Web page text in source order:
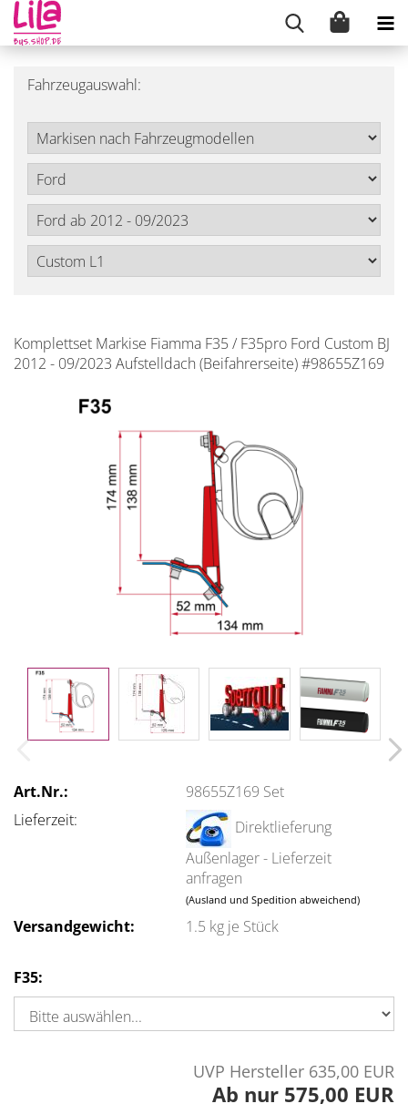
Fahrzeugauswahl:
Komplettset Markise Fiamma F35 / F35pro Ford Custom BJ
2012 - 09/2023 Aufstelldach (Beifahrerseite) #98655Z169
Art.Nr.:
98655Z169 Set
Lieferzeit:
Direktlieferung
Außenlager - Lieferzeit
anfragen
(Ausland und Spedition abweichend)
Versandgewicht: 1.5 kg je Stück
F35:
UVP Hersteller 635,00 EUR
Ab nur 575,00 EUR